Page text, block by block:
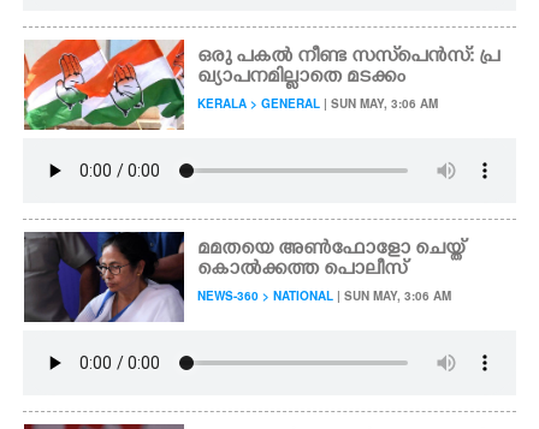
ഒരു പകൽ നീണ്ട സസ്‌പെൻസ്: പ്ര
ഖ്യാപനമില്ലാതെ മടക്കം
KERALA > GENERAL | SUN MAY, 3:06 AM
മമതയെ അൺഫോളോ ചെയ്ത്
കൊൽക്കത്ത പൊലീസ്
NEWS-360 > NATIONAL | SUN MAY, 3:06 AM